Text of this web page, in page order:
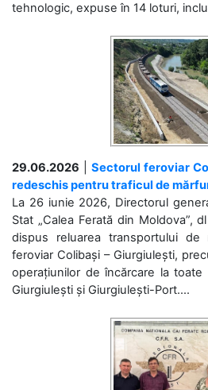
tehnologic, expuse în 14 loturi,
29.06.2026
Sectorul feroviar
redeschis pentru traficul de
La 26 iunie 2026, Directorul
Stat „Calea Ferată din Moldova”,
dispus reluarea transportului
feroviar Colibași – Giurgiulești,
operațiunilor de încărcare la
Giurgiulești și Giurgiulești-Port....